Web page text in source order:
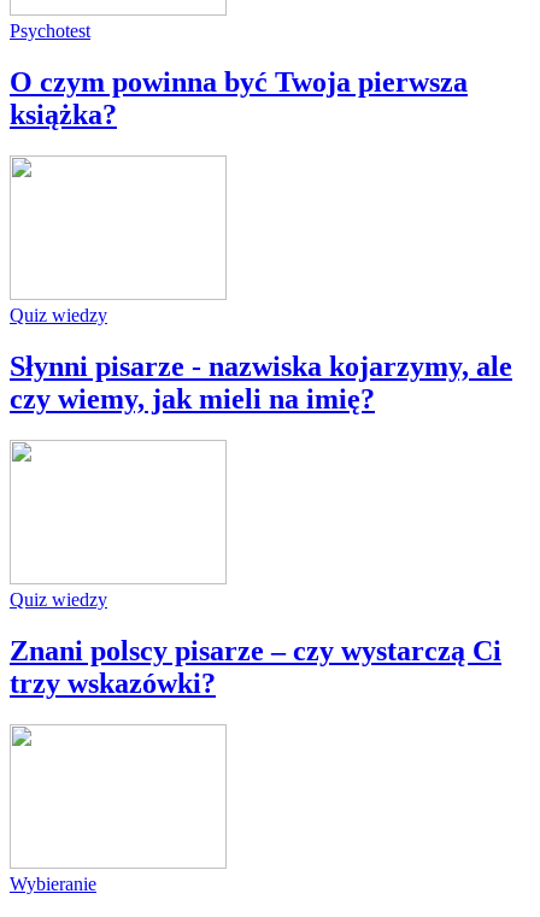
Psychotest
O czym powinna być Twoja pierwsza
książka?
Quiz wiedzy
Słynni pisarze - nazwiska kojarzymy, ale
czy wiemy, jak mieli na imię?
Quiz wiedzy
Znani polscy pisarze – czy wystarczą Ci
trzy wskazówki?
Wybieranie